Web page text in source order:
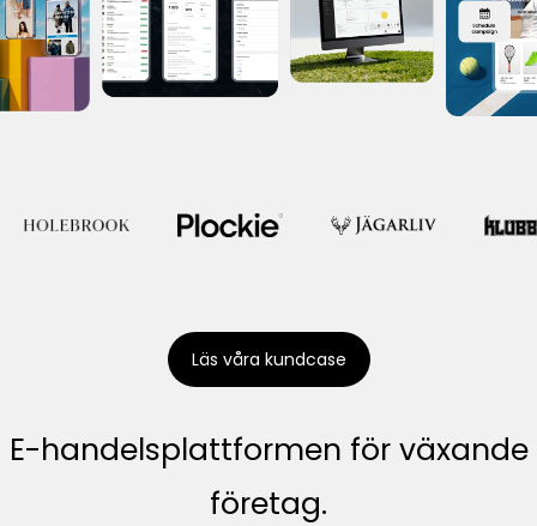
Läs våra kundcase
E-handelsplattformen för växande
företag.